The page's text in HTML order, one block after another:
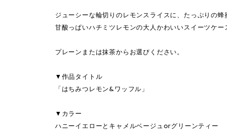
ジューシーな輪切りのレモンスライスに、たっぷりの蜂
甘酸っぱいハチミツレモンの大人かわいいスイーツケー
プレーンまたは抹茶からお選びください。
▼作品タイトル
「はちみつレモン&ワッフル」
▼カラー
ハニーイエローとキャメルベージュorグリーンティー